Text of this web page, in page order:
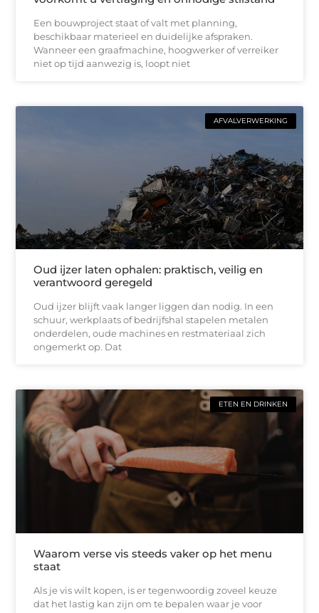
Een bouwproject staat of valt met planning,
beschikbaar materieel en duidelijke afspraken.
Wanneer een graafmachine, hoogwerker of verreiker
niet op tijd aanwezig is, loopt niet
AFVALVERWERKING
Oud ijzer laten ophalen: praktisch, veilig en
verantwoord geregeld
Oud ijzer blijft vaak langer liggen dan nodig. In een
schuur, werkplaats of bedrijfshal stapelen metalen
onderdelen, oude machines en restmateriaal zich
ongemerkt op. Dat
ETEN EN DRINKEN
Waarom verse vis steeds vaker op het menu
staat
Als je vis wilt kopen, is er tegenwoordig zoveel keuze
dat het lastig kan zijn om te bepalen waar je voor